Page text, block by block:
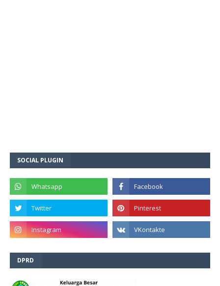
SOCIAL PLUGIN
DPRD